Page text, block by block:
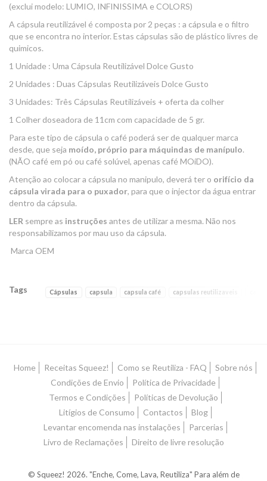
(exclui modelo: LUMIO, INFINISSIMA e COLORS)
A cápsula reutilizável é composta por 2 peças : a cápsula e o filtro
que se encontra no interior. Estas cápsulas são de plástico livres de
quimicos.
1 Unidade : Uma Cápsula Reutilizável Dolce Gusto
2 Unidades : Duas Cápsulas Reutilizáveis Dolce Gusto
3 Unidades: Três Cápsulas Reutilizáveis + oferta da colher
1 Colher doseadora de 11cm com capacidade de 5 gr.
Para este tipo de cápsula o café poderá ser de qualquer marca
desde, que seja moído, próprio para máquindas de manípulo.
(NÃO café em pó ou café solúvel, apenas café MOíDO).
Atenção ao colocar a cápsula no manipulo, deverá ter o orifício da
cápsula virada para o puxador, para que o injector da água entrar
dentro da cápsula.
LER sempre as instruções antes de utilizar a mesma. Não nos
responsabilizamos por mau uso da cápsula.
Marca OEM
Tags Cápsulas capsula capsula café capsulas reutilizaveis
Home Receitas Squeez! Como se Reutiliza - FAQ
Sobre nós
Condições de Envio
Política de Privacidade
Termos e Condições
Políticas de Devolução
Litígios de Consumo
Contactos
Blog
Levantar encomenda nas instalações
Parcerias
Livro de Reclamações
Direito de livre resolução
© Squeez! 2026. "Enche, Come, Lava, Reutiliza" Para além de